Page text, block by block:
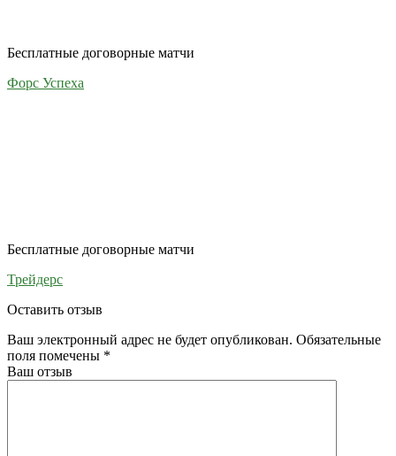
Бесплатные договорные матчи
Форс Успеха
Бесплатные договорные матчи
Трейдерс
Оставить отзыв
Ваш электронный адрес не будет опубликован. Обязательные
поля помечены *
Ваш отзыв